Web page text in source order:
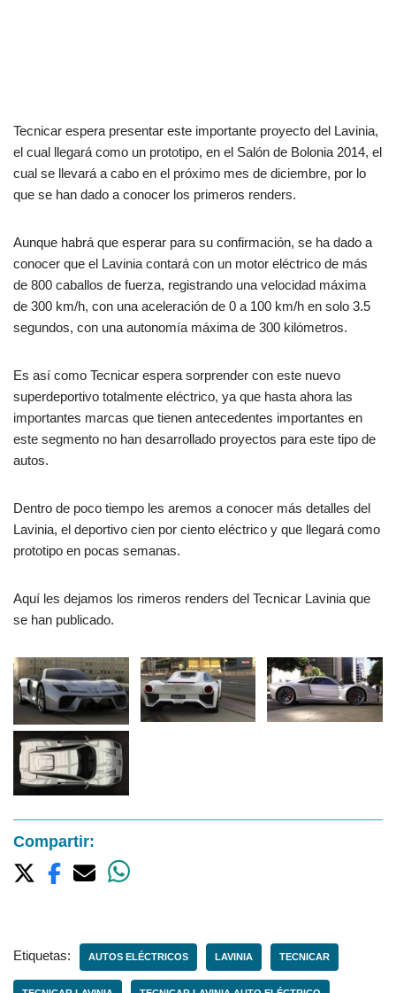
Tecnicar espera presentar este importante proyecto del Lavinia,
el cual llegará como un prototipo, en el Salón de Bolonia 2014, el
cual se llevará a cabo en el próximo mes de diciembre, por lo
que se han dado a conocer los primeros renders.
Aunque habrá que esperar para su confirmación, se ha dado a
conocer que el Lavinia contará con un motor eléctrico de más
de 800 caballos de fuerza, registrando una velocidad máxima
de 300 km/h, con una aceleración de 0 a 100 km/h en solo 3.5
segundos, con una autonomía máxima de 300 kilómetros.
Es así como Tecnicar espera sorprender con este nuevo
superdeportivo totalmente eléctrico, ya que hasta ahora las
importantes marcas que tienen antecedentes importantes en
este segmento no han desarrollado proyectos para este tipo de
autos.
Dentro de poco tiempo les aremos a conocer más detalles del
Lavinia, el deportivo cien por ciento eléctrico y que llegará como
prototipo en pocas semanas.
Aquí les dejamos los rimeros renders del Tecnicar Lavinia que
se han publicado.
Compartir:
Etiquetas: AUTOS ELÉCTRICOS LAVINIA TECNICAR